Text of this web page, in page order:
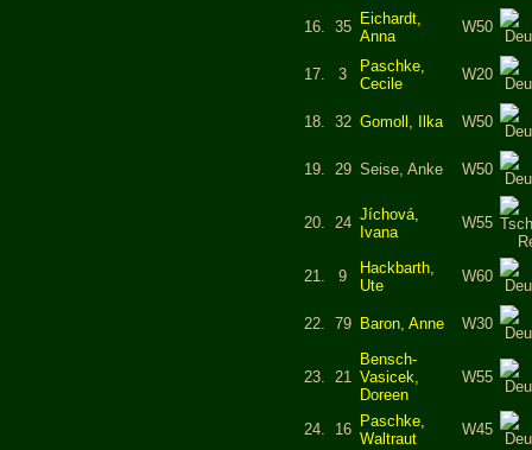
16. 35
Eichardt,
Anna
W50
17. 3
Paschke,
Cecile
W20
18. 32 Gomoll, Ilka W50
19. 29 Seise, Anke W50
20. 24 Jíchová,
Ivana
W55
21. 9
Hackbarth,
Ute
W60
22. 79 Baron, Anne W30
23. 21
Bensch-
Vasicek,
Doreen
W55
24. 16
Paschke,
Waltraut
W45